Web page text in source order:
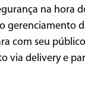
na hora
gerenciamento
com seu
via delivery e